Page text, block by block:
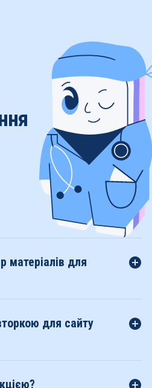
матеріалів для
для сайту